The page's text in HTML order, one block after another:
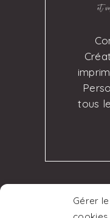
Gérer
tous
©2023 -